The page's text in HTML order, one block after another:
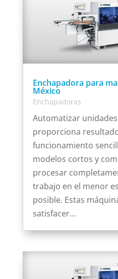
Enchapadora para
México
Enchapadoras
Automatizar
proporciona
funcionamiento
modelos cortos y
procesar
trabajo en el menor
posible. Estas
satisfacer...